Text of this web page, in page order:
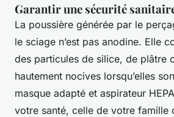
Garantir une sécurité
La poussière générée par le
le sciage n’est pas anodine. Elle
des particules de silice, de plâtre
hautement nocives lorsqu’elles
masque adapté et aspirateur
votre santé, celle de votre famille